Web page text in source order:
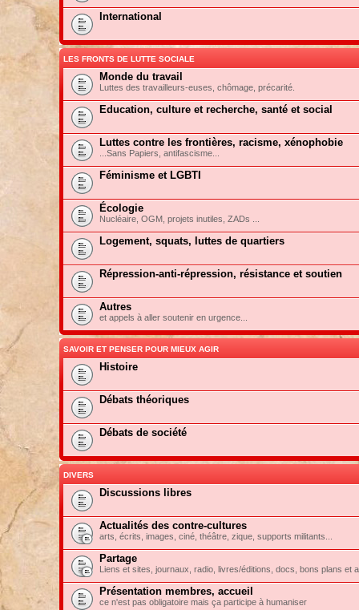
International
LES FRONTS DE LUTTE SOCIALE
Monde du travail
Luttes des travailleurs-euses, chômage, précarité.
Education, culture et recherche, santé et social
Luttes contre les frontières, racisme, xénophobie
...Sans Papiers, antifascisme...
Féminisme et LGBTI
Écologie
Nucléaire, OGM, projets inutiles, ZADs ...
Logement, squats, luttes de quartiers
Répression-anti-répression, résistance et soutien
Autres
et appels à aller soutenir en urgence...
SAVOIR ET PENSER POUR MIEUX AGIR
Histoire
Débats théoriques
Débats de société
DIVERS
Discussions libres
Actualités des contre-cultures
arts, écrits, images, ciné, théâtre, zique, supports militants...
Partage
Liens et sites, journaux, radio, livres/éditions, docs, bons plans et
Présentation membres, accueil
ce n'est pas obligatoire mais ça participe à humaniser